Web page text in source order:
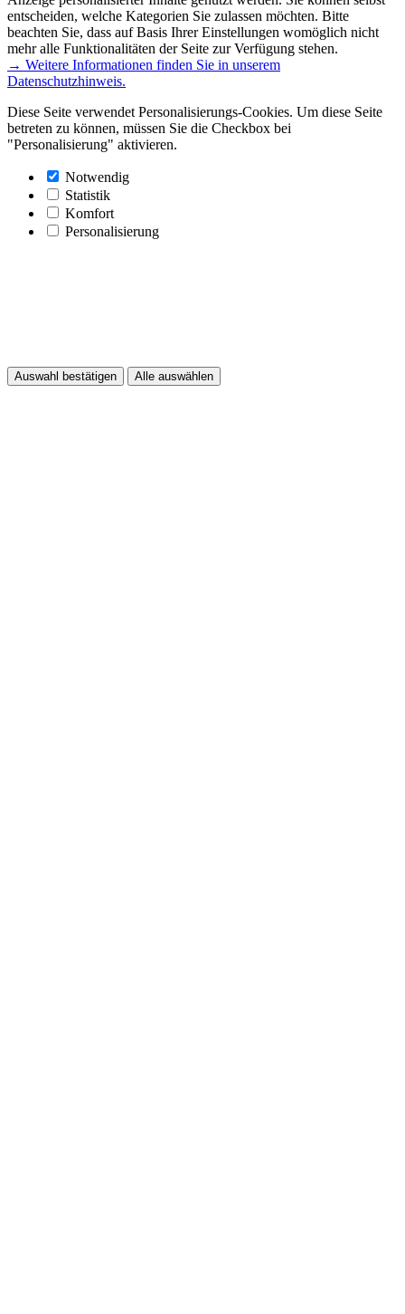
entscheiden, welche Kategorien Sie zulassen möchten. Bitte
beachten Sie, dass auf Basis Ihrer Einstellungen womöglich nicht
mehr alle Funktionalitäten der Seite zur Verfügung stehen.
→ Weitere Informationen finden Sie in unserem
Datenschutzhinweis.
Diese Seite verwendet Personalisierungs-Cookies. Um diese Seite
betreten zu können, müssen Sie die Checkbox bei
"Personalisierung" aktivieren.
Notwendig
Statistik
Komfort
Personalisierung
Auswahl bestätigen Alle auswählen